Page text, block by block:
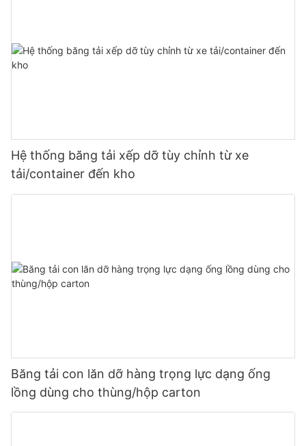
Hệ thống băng tải xếp dỡ tùy chỉnh từ xe
tải/container đến kho
Băng tải con lăn dỡ hàng trọng lực dạng ống
lồng dùng cho thùng/hộp carton